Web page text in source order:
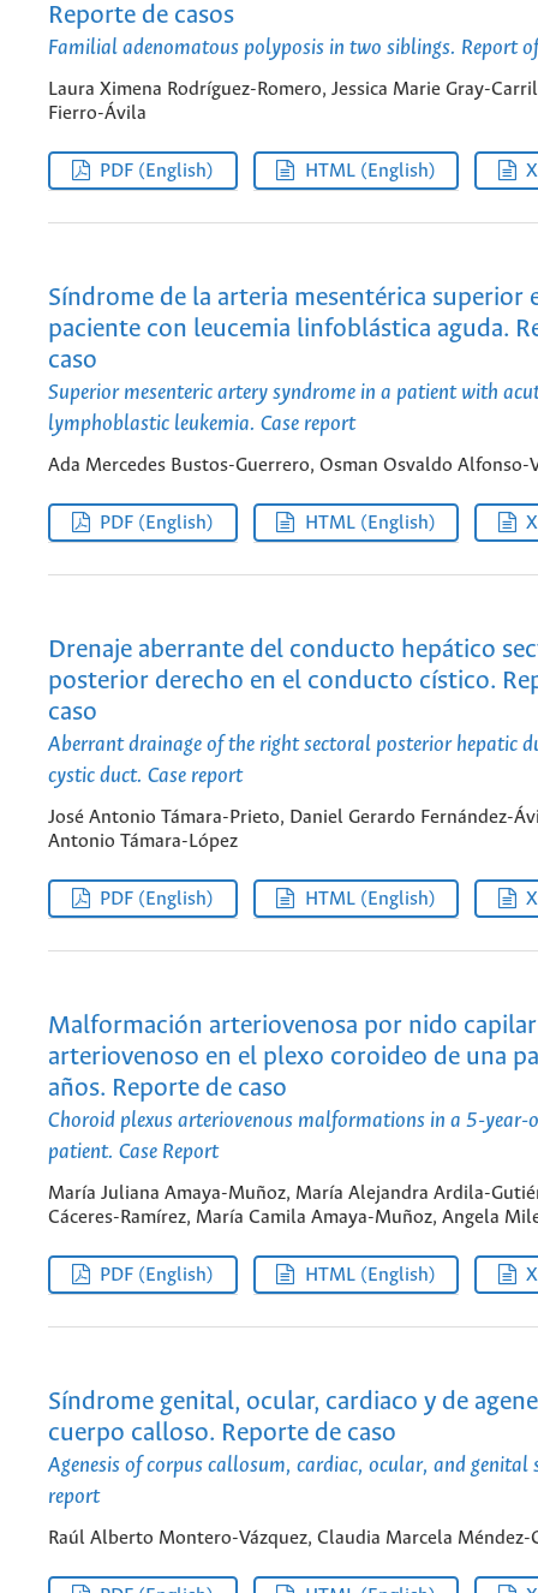
Reporte de casos
Familial adenomatous polyposis in two siblings. Report
Laura Ximena Rodríguez-Romero, Jessica Marie Gray-
Fierro-Ávila
PDF (English) HTML (English)
Síndrome de la arteria mesentérica superior
paciente con leucemia linfoblástica aguda.
caso
Superior mesenteric artery syndrome in a patient with
lymphoblastic leukemia. Case report
Ada Mercedes Bustos-Guerrero, Osman Osvaldo Alfonso-
PDF (English) HTML (English)
Drenaje aberrante del conducto hepático
posterior derecho en el conducto cístico.
caso
Aberrant drainage of the right sectoral posterior hepatic
cystic duct. Case report
José Antonio Támara-Prieto, Daniel Gerardo Fernández-
Antonio Támara-López
PDF (English) HTML (English)
Malformación arteriovenosa por nido capilar
arteriovenoso en el plexo coroideo de una
años. Reporte de caso
Choroid plexus arteriovenous malformations in a 5-year-
patient. Case Report
María Juliana Amaya-Muñoz, María Alejandra Ardila-
Cáceres-Ramírez, María Camila Amaya-Muñoz, Angela
PDF (English) HTML (English)
Síndrome genital, ocular, cardiaco y de
cuerpo calloso. Reporte de caso
Agenesis of corpus callosum, cardiac, ocular, and genital
report
Raúl Alberto Montero-Vázquez, Claudia Marcela Méndez-